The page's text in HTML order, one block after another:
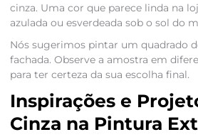
cinza. Uma cor que parece linda na
azulada ou esverdeada sob o sol do
Nós sugerimos pintar um quadrado
fachada. Observe a amostra em
para ter certeza da sua escolha final.
Inspirações e
Cinza na Pintura